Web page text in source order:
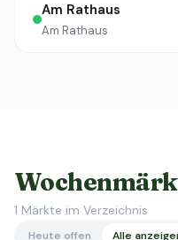
Am Rathaus
Am Rathaus
1 Märkte im Verzeichnis
Heute offen Alle